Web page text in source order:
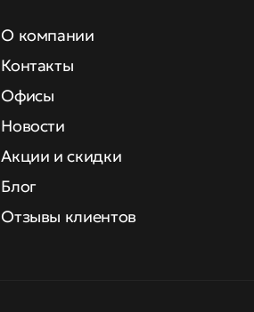
О компании
Контакты
Офисы
Новости
Акции и скидки
Блог
Отзывы клиентов